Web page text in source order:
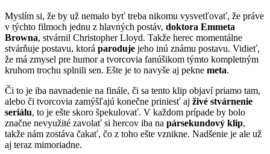
Myslím si, že by už nemalo byť treba nikomu vysvetľovať, že práve
v týchto filmoch jednu z hlavných postáv, doktora Emmeta
Browna, stvárnil Christopher Lloyd. Takže herec momentálne
stvárňuje postavu, ktorá paroduje jeho inú známu postavu. Vidieť,
že má zmysel pre humor a tvorcovia fanúšikom týmto kompletným
kruhom trochu splnili sen. Ešte je to navyše aj pekne meta.
Či to je iba navnadenie na finále, či sa tento klip objaví priamo tam,
alebo či tvorcovia zamýšľajú konečne priniesť aj živé stvárnenie
seriálu, to je ešte skoro špekulovať. V každom prípade by bolo
značne nevyužité zavolať si hercov iba na pársekundový klip,
takže nám zostáva čakať, čo z toho ešte vznikne. Nadšenie je ale už
aj teraz mimoriadne.